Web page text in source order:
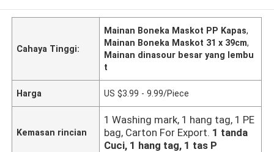
Cahaya Tinggi:
Mainan Boneka Maskot PP Kapas,
Mainan Boneka Maskot 31 x 39cm,
Mainan dinasour besar yang lembu
t
Harga US $3.99 - 9.99/Piece
Kemasan rincian
1 Washing mark, 1 hang tag, 1 PE
bag, Carton For Export. 1 tanda
Cuci, 1 hang tag, 1 tas P